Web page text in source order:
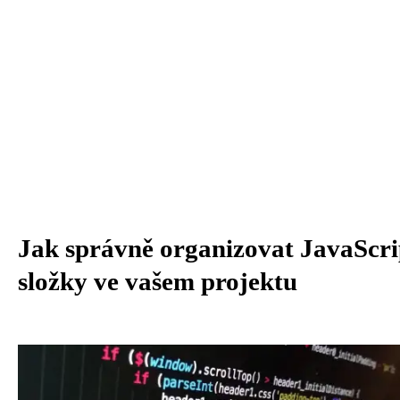
Jak správně organizovat
složky ve vašem projektu